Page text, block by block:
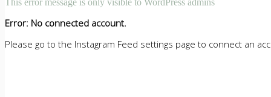
This error message is only visible to WordPress admins
Error: No connected account.
Please go to the Instagram Feed settings page to connect an